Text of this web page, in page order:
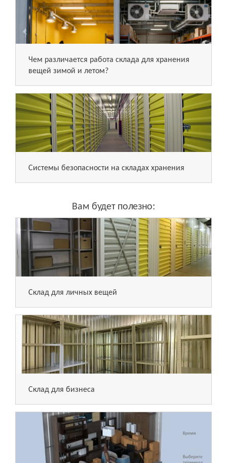
Чем различается работа склада для хранения
вещей зимой и летом?
Системы безопасности на складах хранения
Вам будет полезно:
Склад для личных вещей
Склад для бизнеса